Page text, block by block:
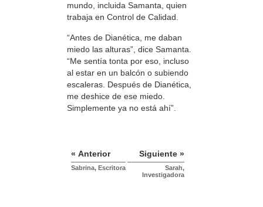
mundo, incluida Samanta, quien
trabaja en Control de Calidad.
“Antes de Dianética, me daban
miedo las alturas”, dice Samanta.
“Me sentía tonta por eso, incluso
al estar en un balcón o subiendo
escaleras. Después de Dianética,
me deshice de ese miedo.
Simplemente ya no está ahí”.
« Anterior
Sabrina, Escritora
Siguiente »
Sarah,
Investigadora